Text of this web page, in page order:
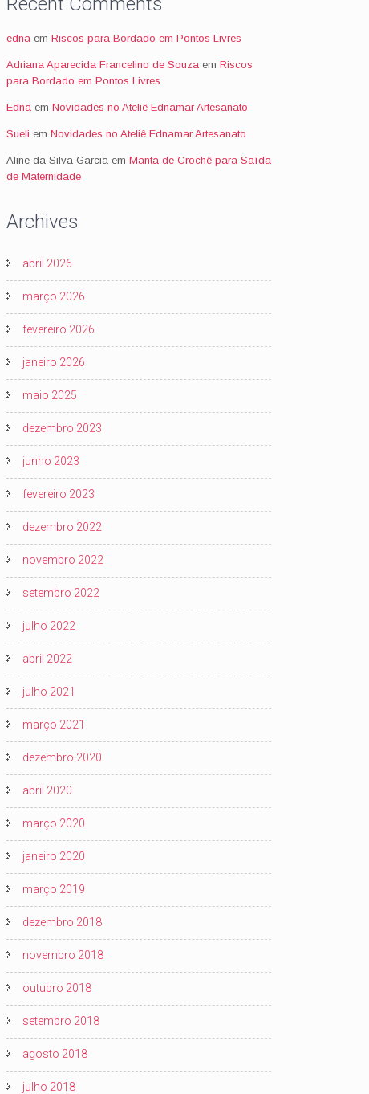
edna em Riscos para Bordado em Pontos Livres
Adriana Aparecida Francelino de Souza em Riscos
para Bordado em Pontos Livres
Edna em Novidades no Ateliê Ednamar Artesanato
Sueli em Novidades no Ateliê Ednamar Artesanato
Aline da Silva Garcia em Manta de Crochê para Saída
de Maternidade
Archives
abril 2026
março 2026
fevereiro 2026
janeiro 2026
maio 2025
dezembro 2023
junho 2023
fevereiro 2023
dezembro 2022
novembro 2022
setembro 2022
julho 2022
abril 2022
julho 2021
março 2021
dezembro 2020
abril 2020
março 2020
janeiro 2020
março 2019
dezembro 2018
novembro 2018
outubro 2018
setembro 2018
agosto 2018
julho 2018